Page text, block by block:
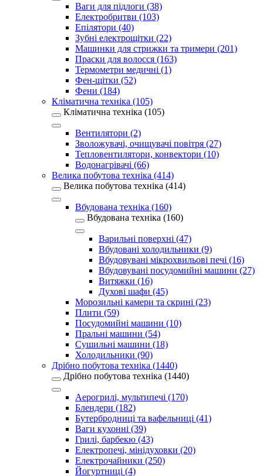
Ваги для підлоги (38)
Електробритви (103)
Епілятори (40)
Зубні електрощітки (22)
Машинки для стрижки та тримери (201)
Праски для волосся (163)
Термометри медичні (1)
Фен-щітки (52)
Фени (184)
Кліматична техніка (105)
Кліматична техніка (105)
Вентилятори (2)
Зволожувачі, очищувачі повітря (27)
Тепловентилятори, конвектори (10)
Водонагрівачі (66)
Велика побутова техніка (414)
Велика побутова техніка (414)
Вбудована техніка (160)
Вбудована техніка (160)
Варильні поверхні (47)
Вбудовані холодильники (9)
Вбудовувані мікрохвильові печі (16)
Вбудовувані посудомийні машини (27)
Витяжки (16)
Духові шафи (45)
Морозильні камери та скрині (23)
Плити (59)
Посудомийні машини (10)
Пральні машини (54)
Сушильні машини (18)
Холодильники (90)
Дрібно побутова техніка (1440)
Дрібно побутова техніка (1440)
Аерогрилі, мультипечі (170)
Блендери (182)
Бутербродниці та вафельниці (41)
Ваги кухонні (39)
Грилі, барбекю (43)
Електропечі, мінідуховки (20)
Електрочайники (250)
Йогуртниці (4)